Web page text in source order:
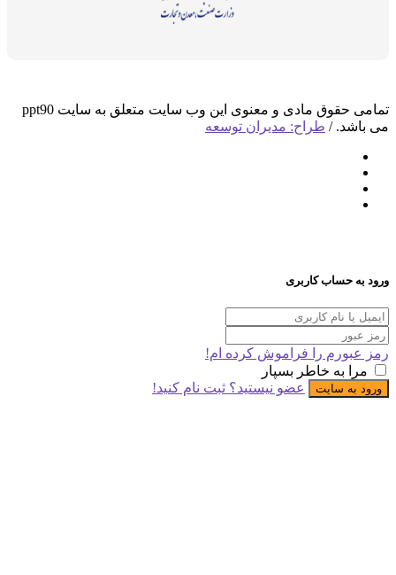
تمامی حقوق مادی و معنوی این وب سایت متعلق به سایت ppt90
/ طراح: مدیران توسعه
حساب کاربری
را فراموش کرده ام!
به خاطر بسپار
سایت عضو نیستید؟ ثبت نام کنید!